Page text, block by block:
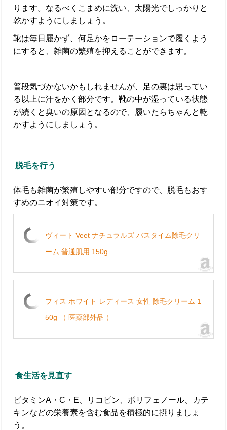
ります。なるべくこまめに洗い、太陽光でしっかりと
乾かすようにしましょう。
靴は毎日履かず、何足かをローテーションで履くよう
にすると、雑菌の繁殖を抑えることができます。
普段気づかないかもしれませんが、足の裏は思ってい
る以上に汗をかく部分です。靴の中が湿っている状態
が続くと臭いの原因となるので、履いたらちゃんと乾
かすようにしましょう。
脱毛を行う
体毛も雑菌が繁殖しやすい部分ですので、脱毛もおす
すめのニオイ対策です。
ヴィート Veet ナチュラルズ バスタイム除毛クリ
ーム 普通肌用 150g
フィス ホワイト レディース 女性 除毛クリーム 1
50g （ 医薬部外品 ）
食生活を見直す
ビタミンA・C・E、リコピン、ポリフェノール、カテ
キンなどの栄養素を含む食品を積極的に摂りましょ
う。